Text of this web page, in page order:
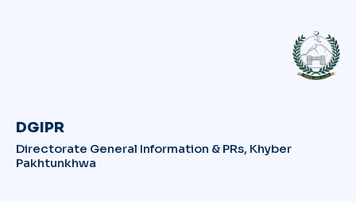
DGIPR
Directorate General Information & PRs, Khyber
Pakhtunkhwa